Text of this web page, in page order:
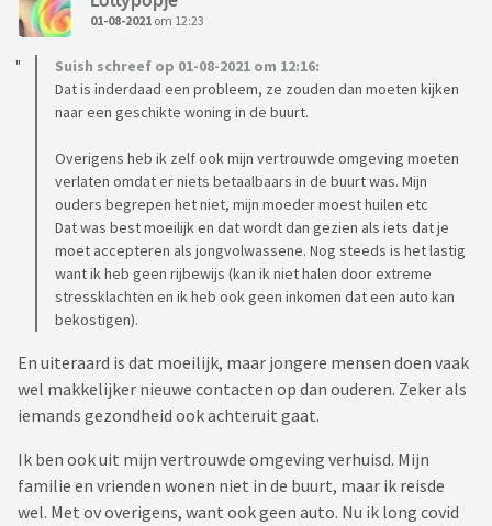
01-08-2021 om 12:23
Suish schreef op 01-08-2021 om 12:16:
Dat is inderdaad een probleem, ze zouden dan moeten kijken
naar een geschikte woning in de buurt.
Overigens heb ik zelf ook mijn vertrouwde omgeving moeten
verlaten omdat er niets betaalbaars in de buurt was. Mijn
ouders begrepen het niet, mijn moeder moest huilen etc
Dat was best moeilijk en dat wordt dan gezien als iets dat je
moet accepteren als jongvolwassene. Nog steeds is het lastig
want ik heb geen rijbewijs (kan ik niet halen door extreme
stressklachten en ik heb ook geen inkomen dat een auto kan
bekostigen).
En uiteraard is dat moeilijk, maar jongere mensen doen vaak
wel makkelijker nieuwe contacten op dan ouderen. Zeker als
iemands gezondheid ook achteruit gaat.
Ik ben ook uit mijn vertrouwde omgeving verhuisd. Mijn
familie en vrienden wonen niet in de buurt, maar ik reisde
wel. Met ov overigens, want ook geen auto. Nu ik long covid